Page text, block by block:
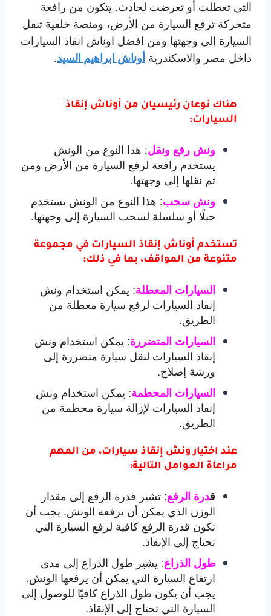
التي تعطلت أو تعرضت لحادث. يتكون من رافعة
متحركة ترفع السيارة من الأرض، ومنصة خلفية تنقل
السيارة إلى وجهتها ومن افضل اوناش انقاذ السيارات
داخل مصر والاسكندرية أوناش ابراهيم السيد.
هناك نوعان رئيسيان من أوناش إنقاذ
السيارات:
ونش رفع ونقل: هذا النوع من الونش
يستخدم رافعة لرفع السيارة من الأرض ومن
ثم نقلها إلى وجهتها.
ونش سحب: هذا النوع من الونش يستخدم
حبلًا أو سلسلة لسحب السيارة إلى وجهتها.
تستخدم أوناش إنقاذ السيارات في مجموعة
متنوعة من المواقف، بما في ذلك:
السيارات المعطلة: يمكن استخدام ونش
إنقاذ السيارات لرفع سيارة معطلة من
الطريق.
السيارات المتضررة: يمكن استخدام ونش
إنقاذ السيارات لنقل سيارة متضررة إلى
ورشة إصلاح.
السيارات المحطمة: يمكن استخدام ونش
إنقاذ السيارات لإزالة سيارة محطمة من
الطريق.
عند اختيار ونش إنقاذ سيارات، من المهم
مراعاة العوامل التالية:
قدرة الرفع: تشير قدرة الرفع إلى مقدار
الوزن الذي يمكن أن يرفعه الونش. يجب أن
تكون قدرة الرفع كافية لرفع السيارة التي
تحتاج إلى الإنقاذ.
طول الذراع: يشير طول الذراع إلى مدى
ارتفاع السيارة التي يمكن أن يرفعها الونش.
يجب أن يكون طول الذراع كافيًا للوصول إلى
السيارة التي تحتاج إلى الإنقاذ.